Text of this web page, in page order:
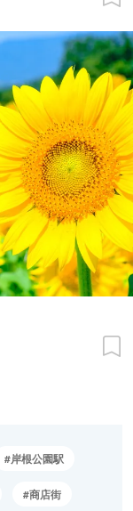
岸根公園駅
商店街